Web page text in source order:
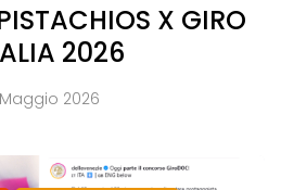
X GIRO
2026
2026